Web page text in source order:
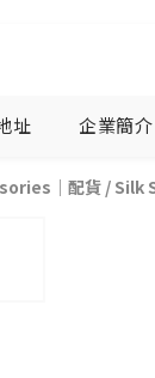
址 企業簡介
｜配貨 / Silk